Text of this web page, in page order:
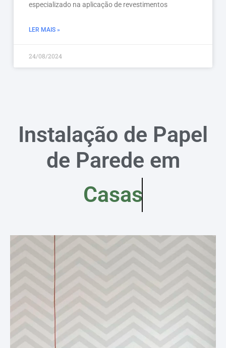
especializado na aplicação de revestimentos
LER MAIS »
24/08/2024
Instalação de Papel
de Parede em
Casas